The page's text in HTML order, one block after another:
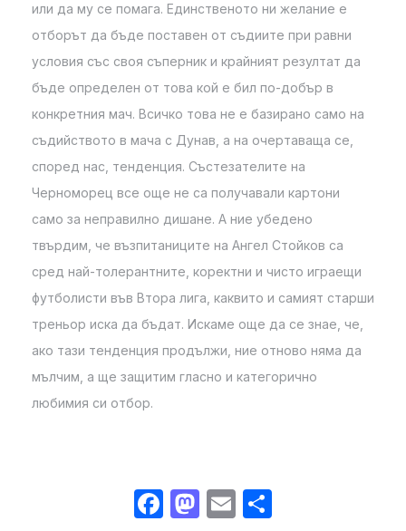
или да му се помага. Единственото ни желание е
отборът да бъде поставен от съдиите при равни
условия със своя съперник и крайният резултат да
бъде определен от това кой е бил по-добър в
конкретния мач. Всичко това не е базирано само на
съдийството в мача с Дунав, а на очертаваща се,
според нас, тенденция. Състезателите на
Черноморец все още не са получавали картони
само за неправилно дишане. А ние убедено
твърдим, че възпитаниците на Ангел Стойков са
сред най-толерантните, коректни и чисто играещи
футболисти във Втора лига, каквито и самият старши
треньор иска да бъдат. Искаме още да се знае, че,
ако тази тенденция продължи, ние отново няма да
мълчим, а ще защитим гласно и категорично
любимия си отбор.
Facebook
Mastodon
Email